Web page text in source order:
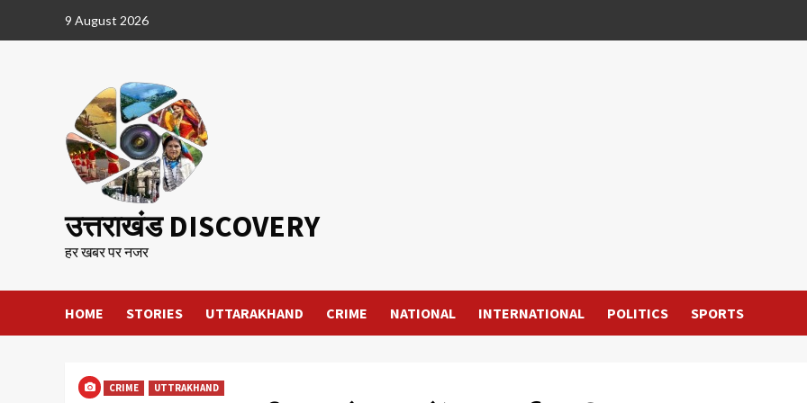
9 August 2026
उत्तराखंड DISCOVERY
हर खबर पर नजर
HOME STORIES UTTARAKHAND CRIME NATIONAL INTERNATIONAL POLITICS SPORTS
CRIME UTTRAKHAND